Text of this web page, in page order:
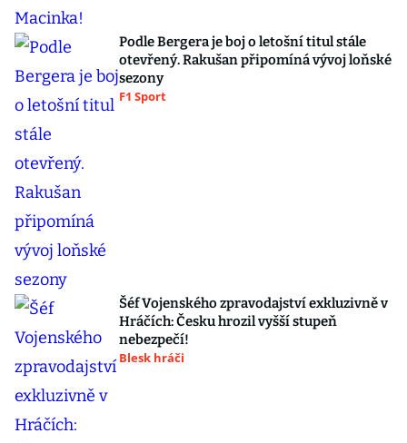
Podle Bergera je boj o letošní titul stále
otevřený. Rakušan připomíná vývoj loňské
sezony
F1 Sport
Šéf Vojenského zpravodajství exkluzivně v
Hráčích: Česku hrozil vyšší stupeň
nebezpečí!
Blesk hráči